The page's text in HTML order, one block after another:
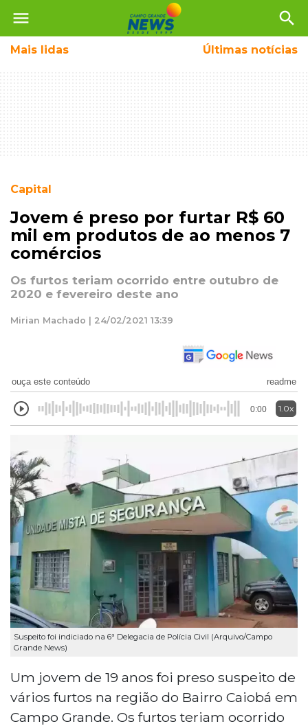
menu search
Mais lidas Últimas notícias
Capital
Jovem é preso por furtar R$ 60
mil em produtos de ao menos 7
comércios
Os furtos teriam ocorrido entre outubro de
2020 e fevereiro deste ano
Mirian Machado | 24/02/2021 13:39
ouça este conteúdo readme
0:00 1.0x
Suspeito foi indiciado na 6ª Delegacia de Polícia Civil (Arquivo/Campo
Grande News)
Um jovem de 19 anos foi preso suspeito de
vários furtos na região do Bairro Caiobá em
Campo Grande. Os furtos teriam ocorrido